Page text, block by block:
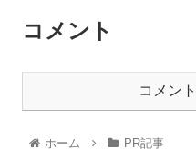
コメント
コメン
ホーム PR記事